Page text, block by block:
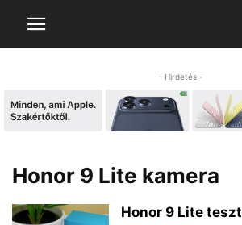
- Hirdetés -
Honor 9 Lite kamera
Honor 9 Lite